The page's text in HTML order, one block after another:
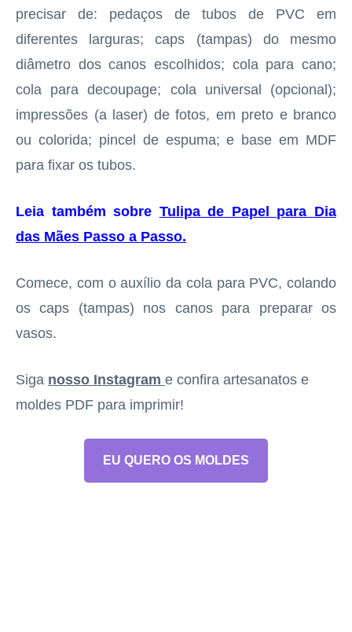
precisar de: pedaços de tubos de PVC em
diferentes larguras; caps (tampas) do mesmo
diâmetro dos canos escolhidos; cola para cano;
cola para decoupage; cola universal (opcional);
impressões (a laser) de fotos, em preto e branco
ou colorida; pincel de espuma; e base em MDF
para fixar os tubos.
Leia também sobre Tulipa de Papel para Dia
das Mães Passo a Passo.
Comece, com o auxílio da cola para PVC, colando
os caps (tampas) nos canos para preparar os
vasos.
Siga nosso Instagram e confira artesanatos e
moldes PDF para imprimir!
EU QUERO OS MOLDES